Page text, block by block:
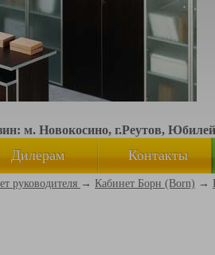
м. Новокосино, г.Реутов,
Дилерам Контакты
руководителя → Кабинет Борн (Born) →